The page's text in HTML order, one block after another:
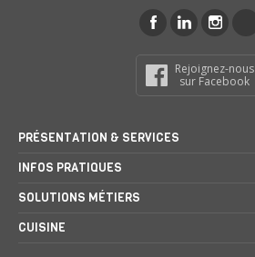
Rejoignez-nous
sur Facebook
PRÉSENTATION & SERVICES
INFOS PRATIQUES
SOLUTIONS MÉTIERS
CUISINE